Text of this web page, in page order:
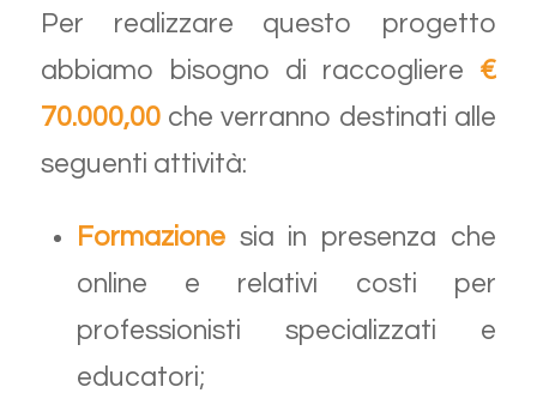
Per realizzare questo progetto
abbiamo bisogno di raccogliere €
70.000,00che verranno destinati alle
seguenti attività:
Formazionesia in presenza che
online e relativi costi per
professionisti specializzati e
educatori;